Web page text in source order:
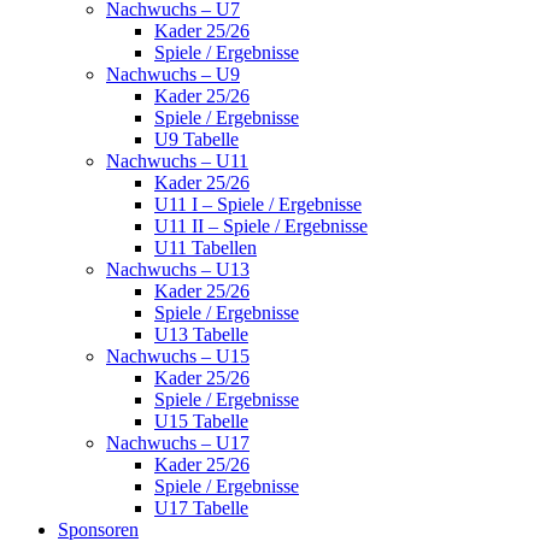
Nachwuchs – U7
Kader 25/26
Spiele / Ergebnisse
Nachwuchs – U9
Kader 25/26
Spiele / Ergebnisse
U9 Tabelle
Nachwuchs – U11
Kader 25/26
U11 I – Spiele / Ergebnisse
U11 II – Spiele / Ergebnisse
U11 Tabellen
Nachwuchs – U13
Kader 25/26
Spiele / Ergebnisse
U13 Tabelle
Nachwuchs – U15
Kader 25/26
Spiele / Ergebnisse
U15 Tabelle
Nachwuchs – U17
Kader 25/26
Spiele / Ergebnisse
U17 Tabelle
Sponsoren